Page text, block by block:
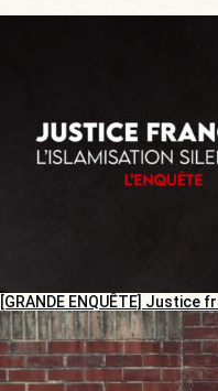
[GRANDE ENQUÊTE] Justice